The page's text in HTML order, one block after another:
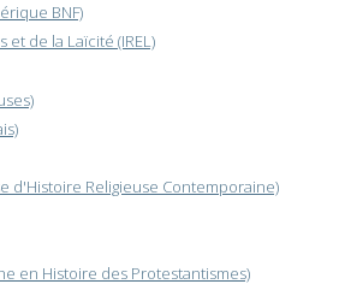
BNF)
de la Laïcité (IREL)
d'Histoire Religieuse Contemporaine)
en Histoire des Protestantismes)